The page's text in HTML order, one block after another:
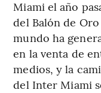
Miami el año
del Balón de
mundo ha
en la venta de
medios, y la
del Inter Miami